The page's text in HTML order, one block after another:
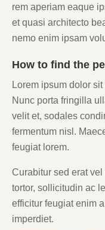
rem aperiam eaque
et quasi architecto
nemo enim ipsam
How to find the
Lorem ipsum dolor
Nunc porta fringilla
velit et, sodales
fermentum nisl.
feugiat lorem.
Curabitur sed erat
tortor, sollicitudin ac
efficitur feugiat enim
imperdiet.